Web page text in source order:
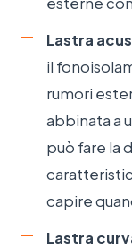
Lastra
il
rumori
abbinata a
può fare la
capire
Lastra